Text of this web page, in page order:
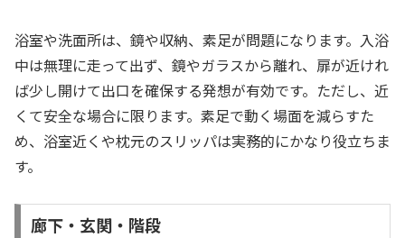
浴室や洗面所は、鏡や収納、素足が問題になります。入浴
中は無理に走って出ず、鏡やガラスから離れ、扉が近けれ
ば少し開けて出口を確保する発想が有効です。ただし、近
くて安全な場合に限ります。素足で動く場面を減らすた
め、浴室近くや枕元のスリッパは実務的にかなり役立ちま
す。
廊下・玄関・階段